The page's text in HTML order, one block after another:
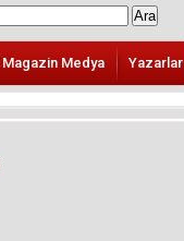
Magazin Medya Yazarlar